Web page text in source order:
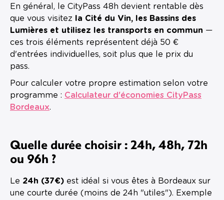
En général, le CityPass 48h devient rentable dès
que vous visitez
la Cité du Vin, les Bassins des
Lumières et utilisez les transports en commun —
ces trois éléments représentent déjà 50 €
d'entrées individuelles, soit plus que le prix du
pass.
Pour calculer votre propre estimation selon votre
programme : Calculateur d'économies CityPass
Bordeaux.
Quelle durée choisir : 24h, 48h, 72h
ou 96h ?
Le 24h (37€) est idéal si vous êtes à Bordeaux sur
une courte durée (moins de 24h "utiles"). Exemple